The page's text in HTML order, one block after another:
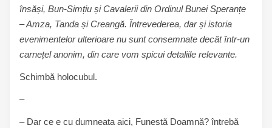
însăși, Bun-Simțiu și Cavalerii din Ordinul Bunei Speranțe
– Amza, Tanda și Creangă. Întrevederea, dar și istoria
evenimentelor ulterioare nu sunt consemnate decât într-un
carnețel anonim, din care vom spicui detaliile relevante.
Schimbă holocubul.
–
– Dar ce e cu dumneata aici, Funestă Doamnă? întrebă